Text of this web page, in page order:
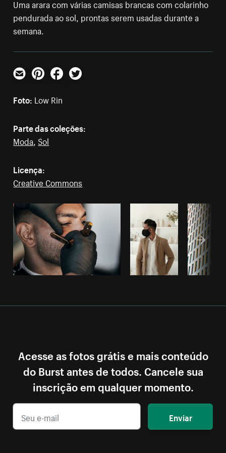
Uma arara com várias camisas brancas com colarinho
pendurada ao sol, prontas serem usadas durante a
semana.
E-mailPinterestFacebookTwitter
Foto: Low Rin
Parte das coleções:
Moda, Sol
Licença:
Creative Commons
Acesse as fotos grátis e mais conteúdo
do Burst antes de todos. Cancele sua
inscrição em qualquer momento.
Enviar